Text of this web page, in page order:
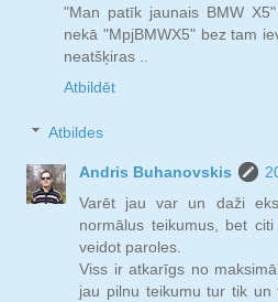
"Man patīk jaunais BMW
nekā "MpjBMWX5" bez tam
neatšķiras ..
Atbildēt
Atbildes
Andris Buhanovskis
Varēt jau var un daži
normālus teikumus, bet
veidot paroles.
Viss ir atkarīgs no
jau pilnu teikumu tur tik